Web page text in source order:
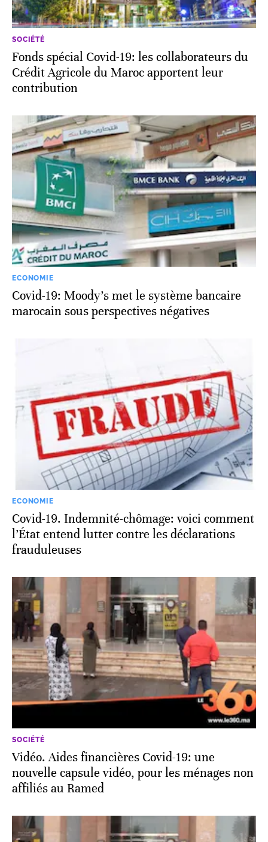
SOCIÉTÉ
Fonds spécial Covid-19: les collaborateurs du
Crédit Agricole du Maroc apportent leur
contribution
ECONOMIE
Covid-19: Moody's met le système bancaire
marocain sous perspectives négatives
ECONOMIE
Covid-19. Indemnité-chômage: voici comment
l’État entend lutter contre les déclarations
frauduleuses
SOCIÉTÉ
Vidéo. Aides financières Covid-19: une
nouvelle capsule vidéo, pour les ménages non
affiliés au Ramed